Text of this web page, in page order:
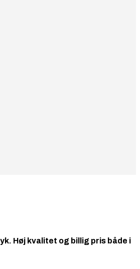
Høj kvalitet og billig pris både i